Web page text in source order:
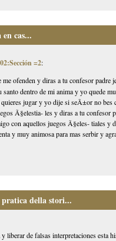
cas...
=2:
me ofenden y diras a tu confesor
dentro de mi anima y yo quede
jugar y yo dije si seÃ±or no bes
Ã§elestia- les y diras a tu confesor
con aquellos juegos Ã§eles- tiales y
y muy animosa para mas serbir y
della stori...
liberar de falsas interpretaciones esta